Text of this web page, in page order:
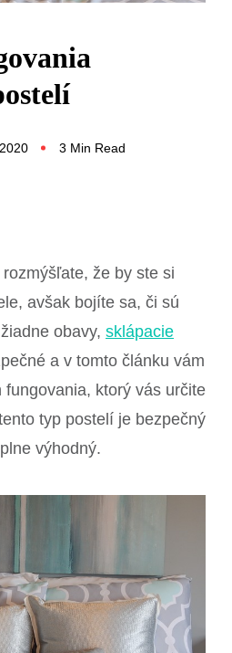
3 Min Read
že by ste si
avšak bojíte sa, či sú
obavy, sklápacie
a v tomto článku vám
ktorý vás určite
typ postelí je bezpečný
výhodný.